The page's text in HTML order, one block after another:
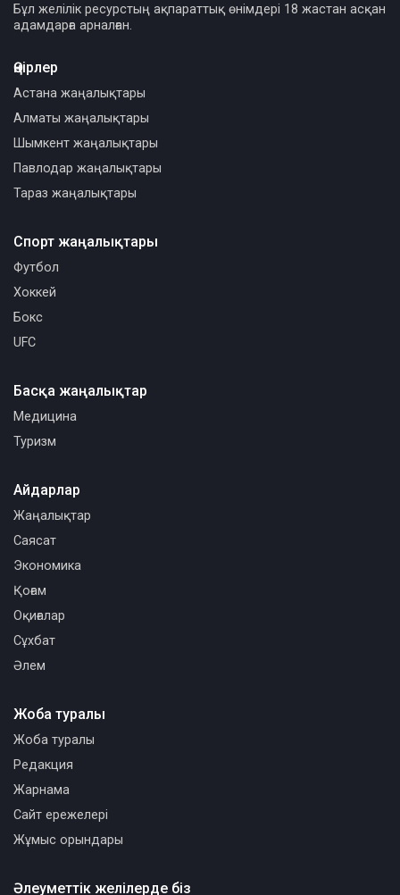
Бұл желілік ресурстың ақпараттық өнімдері 18 жастан асқан
адамдарға арналған.
Өңірлер
Астана жаңалықтары
Алматы жаңалықтары
Шымкент жаңалықтары
Павлодар жаңалықтары
Тараз жаңалықтары
Спорт жаңалықтары
Футбол
Хоккей
Бокс
UFC
Басқа жаңалықтар
Медицина
Туризм
Әлеуметтік желілерде біз
Айдарлар
Жаңалықтар
Саясат
Экономика
Қоғам
Оқиғалар
Сұхбат
Әлем
Жоба туралы
Жоба туралы
Редакция
Жарнама
Сайт ережелері
Жұмыс орындары